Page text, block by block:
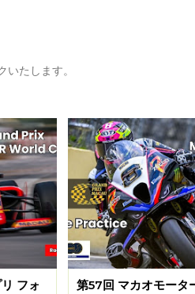
たします。
フォ
第57回 マカオモータ